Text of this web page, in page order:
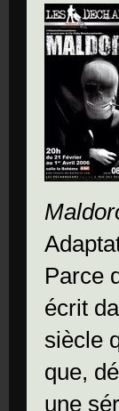
Parce
écrit
siècle
que,
une